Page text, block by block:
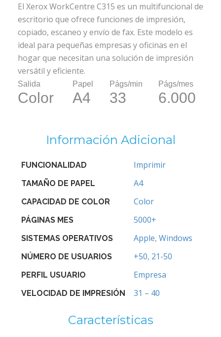
El Xerox WorkCentre C315 es un multifuncional de
escritorio que ofrece funciones de impresión,
copiado, escaneo y envío de fax. Este modelo es
ideal para pequeñas empresas y oficinas en el
hogar que necesitan una solución de impresión
versátil y eficiente.
Salida
Color
Papel
A4
Págs/min
33
Págs/mes
6.000
Información Adicional
FUNCIONALIDAD Imprimir
TAMAÑO DE PAPEL A4
CAPACIDAD DE COLOR Color
PÁGINAS MES 5000+
SISTEMAS OPERATIVOS Apple, Windows
NÚMERO DE USUARIOS +50, 21-50
PERFIL USUARIO Empresa
VELOCIDAD DE IMPRESIÓN 31 – 40
Características